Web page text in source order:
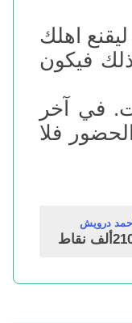
اهلك
فيكون
في آخر
فلا
درويش
نقاط